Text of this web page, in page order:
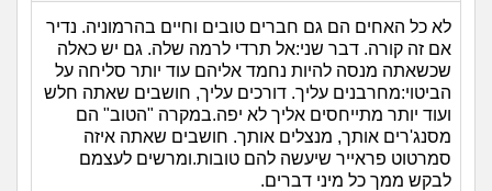
לא כל האחים הם גם חברים טובים וחיים בהרמוניה. נדיר
אם זה קורה. דבר שני:אל תרדי לרמה שלה. גם יש כאלה
שכשאתה מנסה להיות נחמד אליהם עוד יותר סליחה על
הביטוי:מחרבנים עליך. דורכים עליך, חושבים שאתה חלש
ועוד יותר מתייחסים אליך לא יפה.במקרה "הטוב" הם
מסנג'רים אותך, מנצלים אותך. חושבים שאתה איזה
סמרטוט פראייר שיעשה להם טובות.ומרשים לעצמם
לבקש ממך כל מיני דברים.